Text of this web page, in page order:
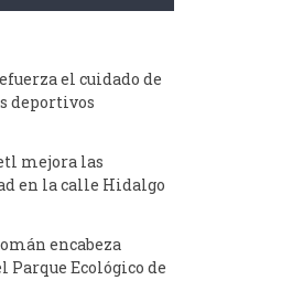
el cuidado de
deportivos
mejora las
en la calle Hidalgo
encabeza
Parque Ecológico de